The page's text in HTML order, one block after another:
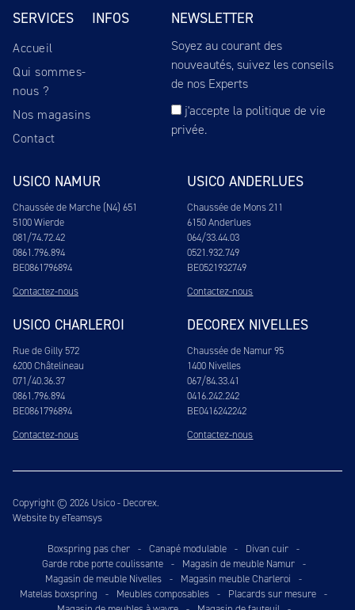
SERVICES
Accueil
Qui sommes-
nous ?
Nos magasins
Contact
INFOS NEWSLETTER
Soyez au courant des
nouveautés, suivez les conseils
de nos Experts
j'accepte la politique de vie
privée.
USICO NAMUR
Chaussée de Marche (N4) 651
5100 Wierde
081/74.72.42
0861.796.894
BE0861796894
Contactez-nous
USICO ANDERLUES
Chaussée de Mons 211
6150 Anderlues
064/33.44.03
0521.932.749
BE0521932749
Contactez-nous
USICO CHARLEROI
Rue de Gilly 572
6200 Châtelineau
071/40.36.37
0861.796.894
BE0861796894
Contactez-nous
DECOREX NIVELLES
Chaussée de Namur 95
1400 Nivelles
067/84.33.41
0416.242.242
BE0416242242
Contactez-nous
Copyright © 2026 Usico - Decorex.
Website by eTeamsys
Boxspring pas cher - Canapé modulable - Divan cuir -
Garde robe porte coulissante
- Magasin de meuble Namur
-
Magasin de meuble Nivelles - Magasin meuble Charleroi
-
Matelas boxspring
- Meubles composables - Placards sur mesure -